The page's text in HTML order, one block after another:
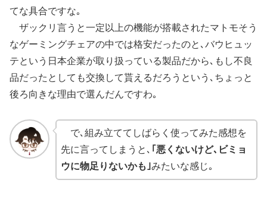
てな具合ですな｡
ザックリ言うと一定以上の機能が搭載されたマトモそう
なゲーミングチェアの中では格安だったのと､バウヒュッ
テという日本企業が取り扱っている製品だから､もし不良
品だったとしても交換して貰えるだろうという､ちょっと
後ろ向きな理由で選んだんですわ｡
で､組み立ててしばらく使ってみた感想を
先に言ってしまうと､ ｢悪くないけど､ビミョ
ウに物足りないかも｣みたいな感じ｡